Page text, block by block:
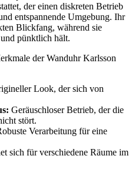
der einen diskreten Betrieb
entspannende Umgebung. Ihr
Blickfang, während sie
pünktlich hält.
der Wanduhr Karlsson
Look, der sich von
Geräuschloser Betrieb, der die
stört.
Verarbeitung für eine
sich für verschiedene Räume im